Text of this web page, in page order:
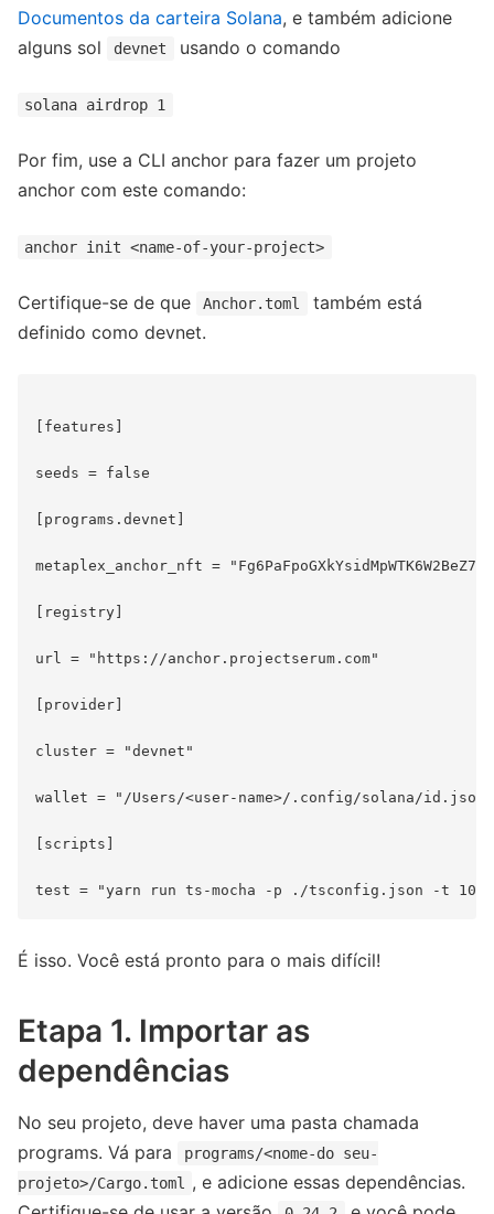
Documentos da carteira Solana, e também adicione
alguns sol
devnet usando o comando
solana airdrop 1
Por fim, use a CLI anchor para fazer um projeto
anchor com este comando:
anchor init <name-of-your-project>
Certifique-se de que Anchor.toml
também está
definido como devnet.
[features]
seeds = false
[programs.devnet]
metaplex_anchor_nft =
[registry]
url = "https://anchor.projectserum.com"
[provider]
cluster = "devnet"
wallet = "/Users/<user-name>/.config/solana/id.json"
[scripts]
É isso. Você está pronto para o mais difícil!
Etapa 1. Importar as
dependências
No seu projeto, deve haver uma pasta chamada
programs. Vá para
programs/<nome-do seu-
projeto>/Cargo.toml
, e adicione essas dependências.